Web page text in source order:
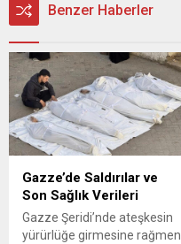
Benzer Haberler
Gazze’de Saldırılar ve
Son Sağlık Verileri
Gazze Şeridi’nde ateşkesin
yürürlüğe girmesine rağmen